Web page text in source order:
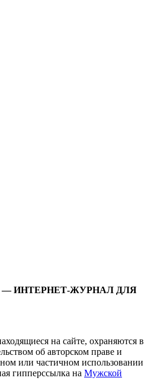
— ИНТЕРНЕТ-ЖУРНАЛ ДЛЯ
на сайте, охраняются в
об авторском праве и
или частичном использовании
гипперссылка на Мужской